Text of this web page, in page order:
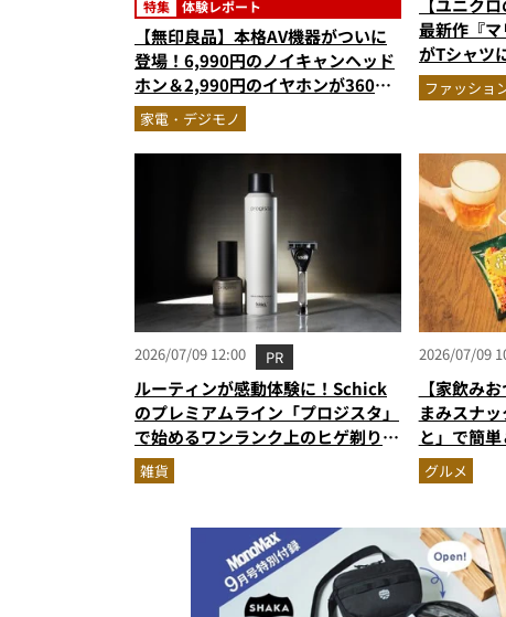
特集 体験レポート
【無印良品】本格AV機器がついに
登場！6,990円のノイキャンヘッド
ホン＆2,990円のイヤホンが360度
スキなしの本気作だった
家電・デジモノ
【ユニク
最新作『マ
がTシャツ
デザインで
適
ファッショ
2026/07/09 12:00 PR
ルーティンが感動体験に！Schick
のプレミアムライン「プロジスタ」
で始めるワンランク上のヒゲ剃り習
慣
雑貨
2026/07/09
【家飲み
まみスナ
と」で簡
グルメ